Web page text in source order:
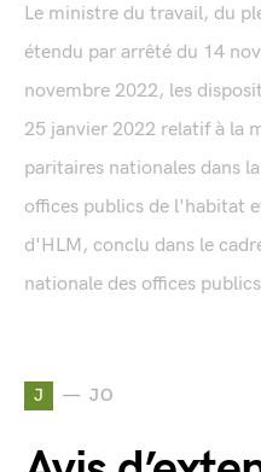
Le ministre du travail, du
étendu par arrêté du 14
novembre 2022, les
25 janvier 2022 relatif à la
paritaires nationales dans
offices publics de l'habitat
d'HLM, conclu dans le
nationale des offices
J JO